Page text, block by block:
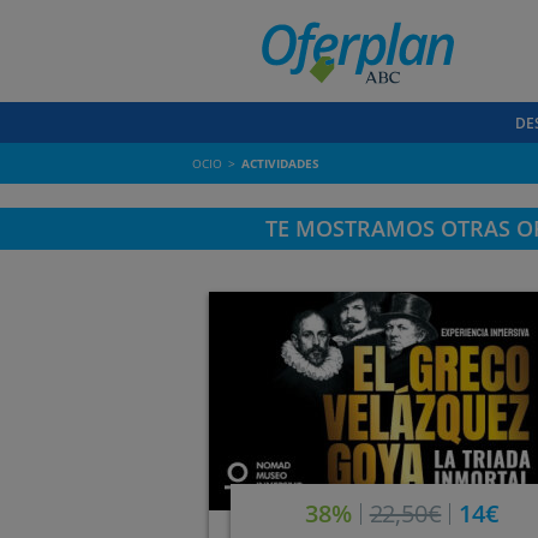
OCIO ACTIVIDADES
TE MOSTRAMOS OTRAS
38% 22,50€ 14€